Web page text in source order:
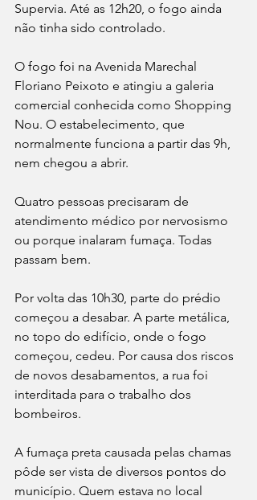
Supervia. Até as 12h20, o fogo ainda
não tinha sido controlado.
O fogo foi na Avenida Marechal
Floriano Peixoto e atingiu a galeria
comercial conhecida como Shopping
Nou. O estabelecimento, que
normalmente funciona a partir das 9h,
nem chegou a abrir.
Quatro pessoas precisaram de
atendimento médico por nervosismo
ou porque inalaram fumaça. Todas
passam bem.
Por volta das 10h30, parte do prédio
começou a desabar. A parte metálica,
no topo do edifício, onde o fogo
começou, cedeu. Por causa dos riscos
de novos desabamentos, a rua foi
interditada para o trabalho dos
bombeiros.
A fumaça preta causada pelas chamas
pôde ser vista de diversos pontos do
município. Quem estava no local